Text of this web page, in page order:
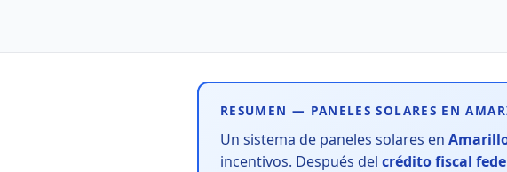
RESUMEN — PANELES SOLARES EN
Un sistema de paneles solares en
incentivos. Después del crédito fiscal